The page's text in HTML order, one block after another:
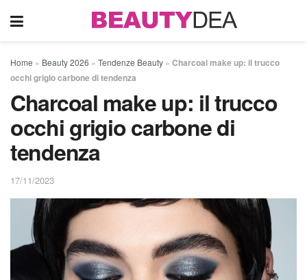
Home » Beauty 2026 » Tendenze Beauty » Charcoal make up: il trucco
occhi grigio carbone di tendenza
Charcoal make up: il trucco
occhi grigio carbone di
tendenza
17/11/2023